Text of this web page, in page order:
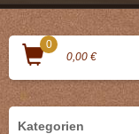
0
0,00 €
Kategorien